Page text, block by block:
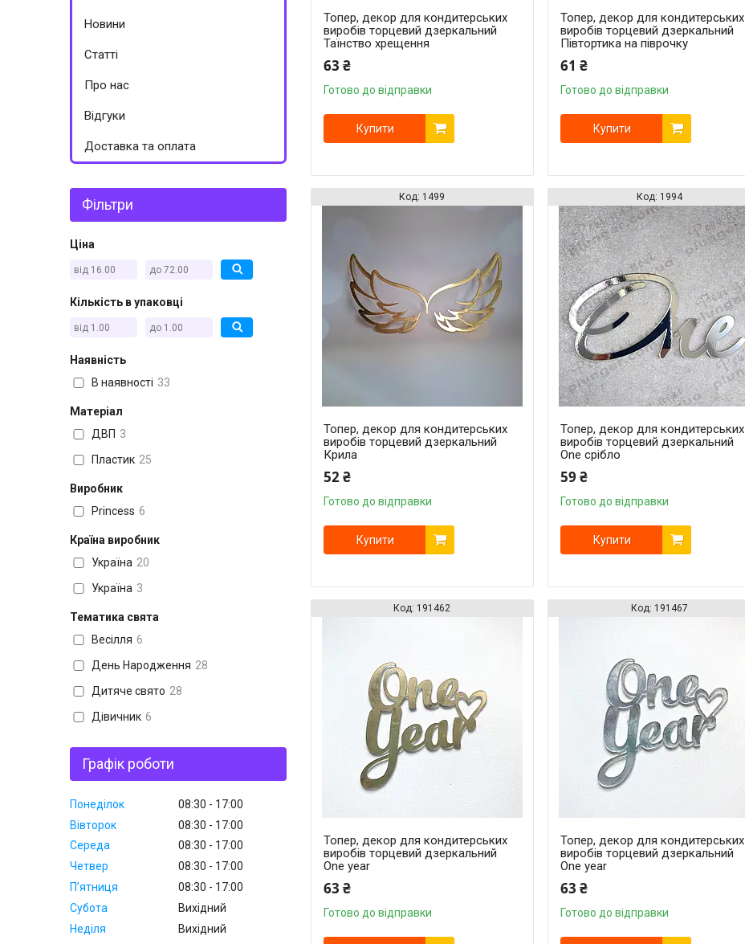
Топер, декор для кондитерських
виробів торцевий дзеркальний
Таїнство хрещення
63 ₴
Готово до відправки
Купити
Топер, декор для кондитерських
виробів торцевий дзеркальний
Півтортика на піврочку
61 ₴
Готово до відправки
Купити
1499
Топер, декор для кондитерських
виробів торцевий дзеркальний
Крила
52 ₴
Готово до відправки
Купити
1994
Топер, декор для кондитерських
виробів торцевий дзеркальний
One срібло
59 ₴
Готово до відправки
Купити
191462
Топер, декор для кондитерських
виробів торцевий дзеркальний
One year
63 ₴
Готово до відправки
191467
Топер, декор для кондитерських
виробів торцевий дзеркальний
One year
63 ₴
Готово до відправки
Новини
Статті
Про нас
Відгуки
Доставка та оплата
Фільтри
Ціна
Кількість в упаковці
Наявність
В наявності 33
Матеріал
ДВП 3
Пластик 25
Виробник
Princess 6
Країна виробник
Україна 20
Україна 3
Тематика свята
Весілля 6
День Народження 28
Дитяче свято 28
Дівичник 6
Графік роботи
Понеділок 08:30
17:00
Вівторок
08:30
17:00
Середа
08:30
17:00
Четвер
08:30
17:00
Пʼятниця
08:30
17:00
Субота
Вихідний
Неділя
Вихідний